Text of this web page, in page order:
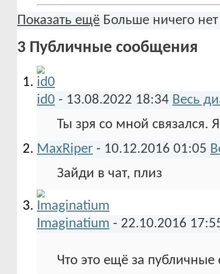
Показать ещё Больше ничего нет
3 Публичные сообщения
id0 - 13.08.2022 18:34 Весь
Ты зря со мной связался.
MaxRiper - 10.12.2016 01:05
Зайди в чат, плиз
Imaginatium - 22.10.2016
Что это ещё за